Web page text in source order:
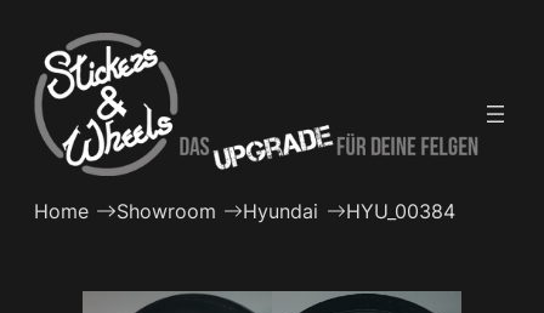
Inhalt
springen
Home Showroom Hyundai HYU_00384